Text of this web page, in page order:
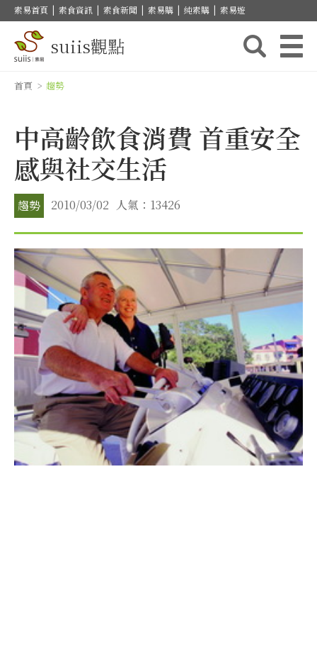
素易首頁 | 素食資訊 | 素食新聞 | 素易購 | 純素購 | 素易遊
suiis觀點
首頁 > 趨勢
中高齡飲食消費 首重安全
感與社交生活
趨勢 2010/03/02 人氣：13426